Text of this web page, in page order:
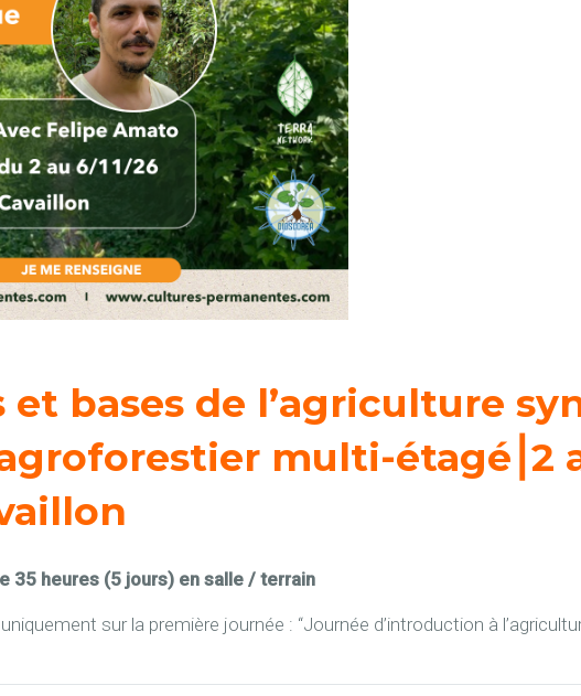
et bases de l’agriculture
multi-étagé⎮ 2
35 heures (5 jours) en salle / terrain
sur la première journée : “Journée d’introduction à